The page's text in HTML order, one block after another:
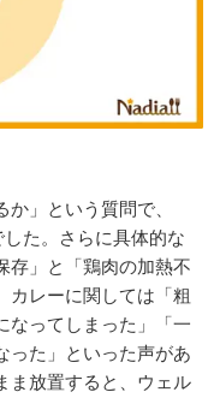
」という質問で、
した。さらに具体的な
存」と「鶏肉の加熱不
カレーに関しては「粗
なってしまった」「一
った」といった声があ
ま放置すると、ウェル